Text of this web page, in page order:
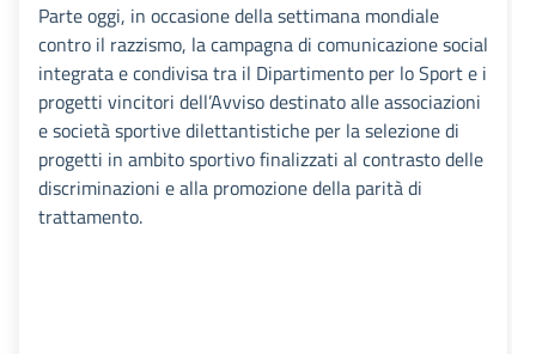
Parte oggi, in occasione della settimana mondiale
contro il razzismo, la campagna di comunicazione social
integrata e condivisa tra il Dipartimento per lo Sport e i
progetti vincitori dell’Avviso destinato alle associazioni
e società sportive dilettantistiche per la selezione di
progetti in ambito sportivo finalizzati al contrasto delle
discriminazioni e alla promozione della parità di
trattamento.